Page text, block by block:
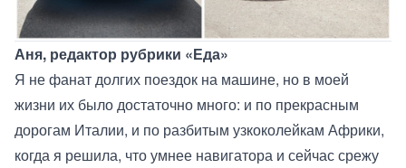
Аня, редактор рубрики «Еда»
Я не фанат долгих поездок на машине, но в моей
жизни их было достаточно много: и по прекрасным
дорогам Италии, и по разбитым узкоколейкам Африки,
когда я решила, что умнее навигатора и сейчас срежу